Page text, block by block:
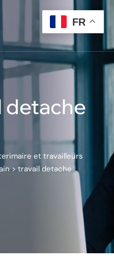
detache
et travailleurs
>travail detache
FR